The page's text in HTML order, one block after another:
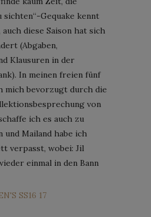
sichten“-Gequake kennt
diese Saison hat sich
(Abgaben,
Klausuren in der
In meinen freien fünf
mich bevorzugt durch die
von
ich es auch zu
und Mailand habe ich
verpasst, wobei: Jil
einmal in den Bann